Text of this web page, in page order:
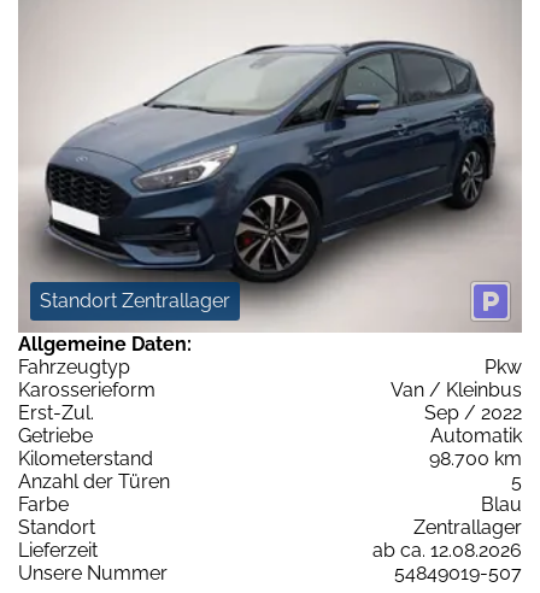
Standort Zentrallager
Allgemeine Daten:
Fahrzeugtyp
Pkw
Karosserieform
Van / Kleinbus
Erst-Zul.
Sep / 2022
Getriebe
Automatik
Kilometerstand
98.700 km
Anzahl der Türen
5
Farbe
Blau
Standort
Zentrallager
Lieferzeit
ab ca. 12.08.2026
Unsere Nummer
54849019-507